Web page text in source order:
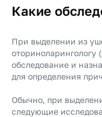
Какие
При выделении из
оториноларингологу
обследование и
для определения
Обычно, при
следующие